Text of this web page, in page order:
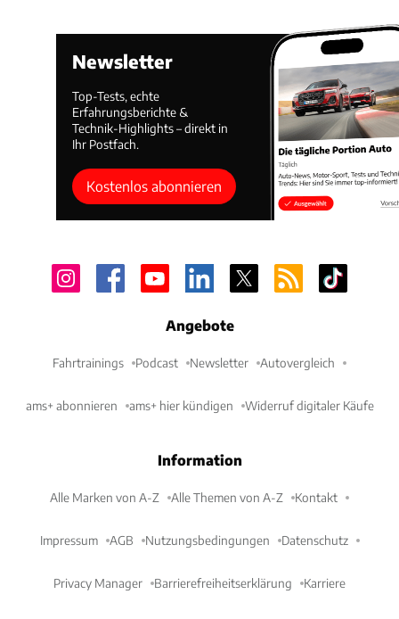
Newsletter
Top-Tests, echte
Erfahrungsberichte &
Technik-Highlights – direkt in
Ihr Postfach.
Kostenlos abonnieren
Angebote
Fahrtrainings Podcast Newsletter Autovergleich
ams+ abonnieren ams+ hier kündigen Widerruf digitaler Käufe
Information
Alle Marken von A-Z Alle Themen von A-Z Kontakt
Impressum AGB Nutzungsbedingungen Datenschutz
Privacy Manager Barrierefreiheitserklärung Karriere